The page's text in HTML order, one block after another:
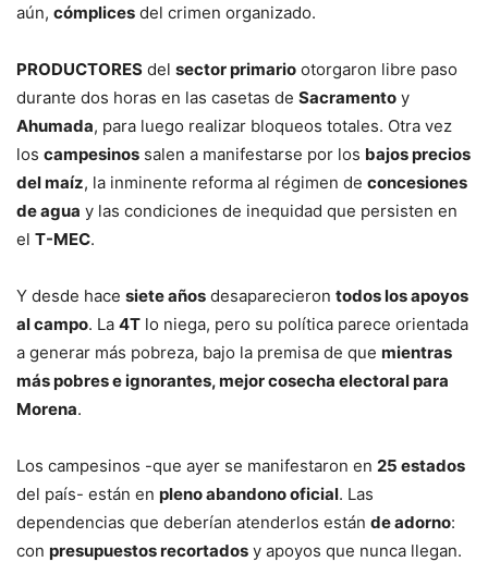
aún, cómplices del crimen organizado.
PRODUCTORES del sector primario otorgaron libre paso
durante dos horas en las casetas de Sacramento y
Ahumada, para luego realizar bloqueos totales. Otra vez
los campesinos salen a manifestarse por los bajos precios
del maíz, la inminente reforma al régimen de concesiones
de agua y las condiciones de inequidad que persisten en
el T-MEC.
Y desde hace siete años desaparecieron todos los apoyos
al campo. La 4T lo niega, pero su política parece orientada
a generar más pobreza, bajo la premisa de que mientras
más pobres e ignorantes, mejor cosecha electoral para
Morena.
Los campesinos -que ayer se manifestaron en 25 estados
del país- están en pleno abandono oficial. Las
dependencias que deberían atenderlos están de adorno:
con presupuestos recortados y apoyos que nunca llegan.